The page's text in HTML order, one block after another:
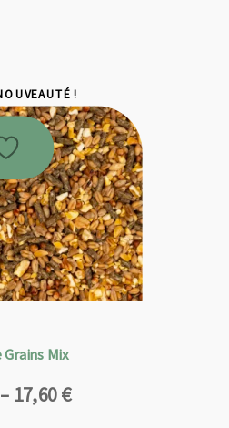
!
Mix
17,60€